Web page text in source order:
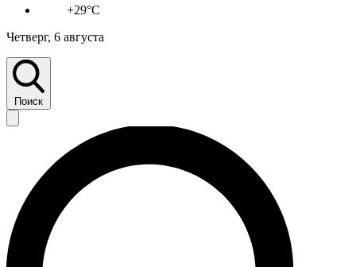
+29°C
Четверг, 6 августа
Поиск